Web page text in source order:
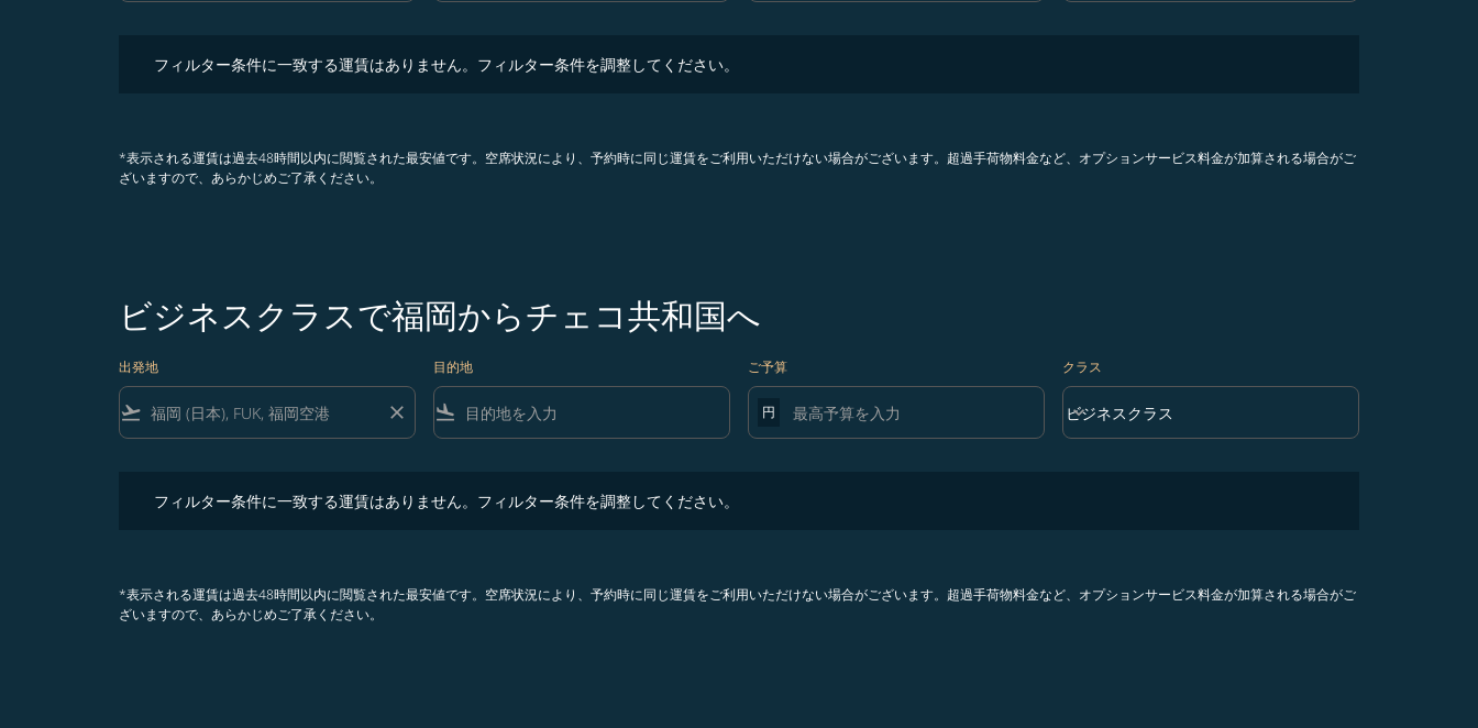
フィルター条件に一致する運賃はありません。フィルター条件を調整してください。
*表示される運賃は過去48時間以内に閲覧された最安値です。空席状況により、予約時に同じ運賃をご利用いただけない場合がございます。超過手荷物料金など、オプションサービス料金が加算される場合がご
ざいますので、あらかじめご了承ください。
ビジネスクラスで福岡からチェコ共和国へ
出発地
flight_takeoff close
目的地
flight_land
ご予算
円
クラス
クラス option ビジネスクラス Selected
ビジネスクラス
keyboard_arrow_down
フィルター条件に一致する運賃はありません。フィルター条件を調整してください。
*表示される運賃は過去48時間以内に閲覧された最安値です。空席状況により、予約時に同じ運賃をご利用いただけない場合がございます。超過手荷物料金など、オプションサービス料金が加算される場合がご
ざいますので、あらかじめご了承ください。